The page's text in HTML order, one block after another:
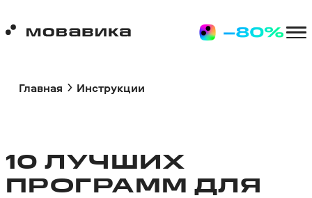
Главная Инструкции
10 ЛУЧШИХ
ПРОГРАММ ДЛЯ